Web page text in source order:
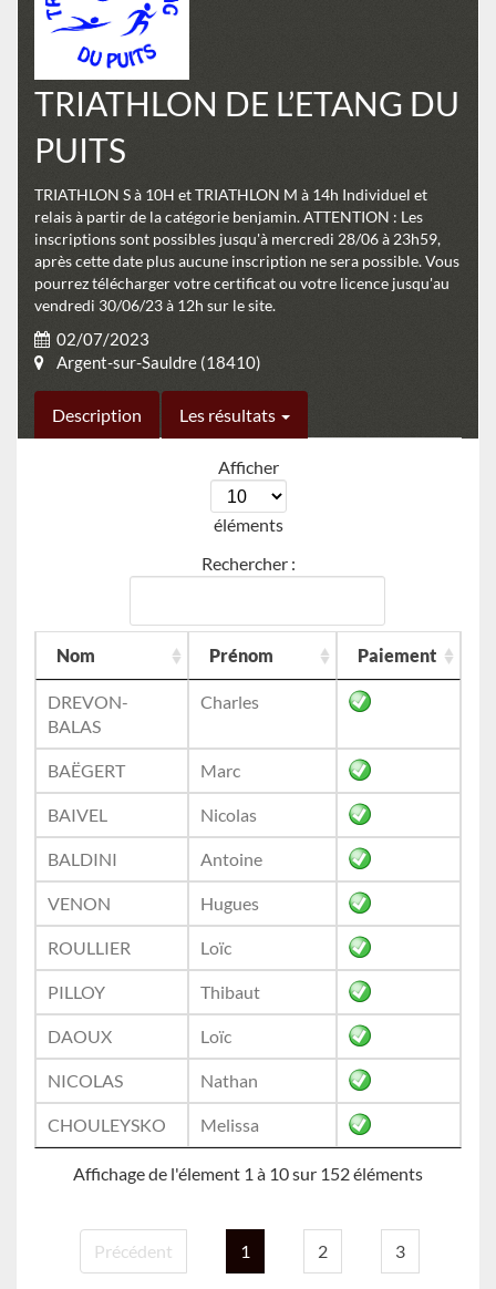
TRIATHLON DE L’ETANG DU
PUITS
TRIATHLON S à 10H et TRIATHLON M à 14h Individuel et
relais à partir de la catégorie benjamin. ATTENTION : Les
inscriptions sont possibles jusqu'à mercredi 28/06 à 23h59,
après cette date plus aucune inscription ne sera possible. Vous
pourrez télécharger votre certificat ou votre licence jusqu'au
vendredi 30/06/23 à 12h sur le site.
02/07/2023
Argent-sur-Sauldre (18410)
Description Les résultats
Afficher
éléments
Rechercher :
Nom Prénom Paiement
DREVON-
BALAS
Charles
BAËGERT Marc
BAIVEL Nicolas
BALDINI Antoine
VENON Hugues
ROULLIER Loïc
PILLOY Thibaut
DAOUX Loïc
NICOLAS Nathan
CHOULEYSKO Melissa
Affichage de l'élement 1 à 10 sur 152 éléments
Précédent 1 2 3